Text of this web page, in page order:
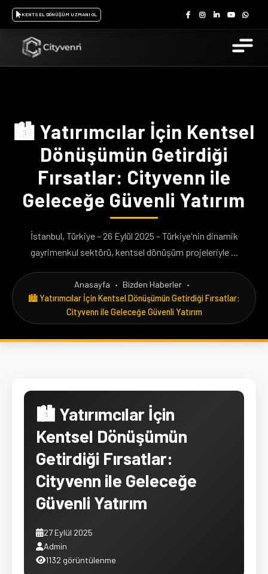
KENTSEL DÖNÜŞÜM UZMANI OL
🏙️ Yatırımcılar İçin Kentsel
Dönüşümün Getirdiği
Fırsatlar: Cityvenn ile
Geleceğe Güvenli Yatırım
İstanbul, Türkiye – 26 Eylül 2025 – Türkiye'nin dinamik
gayrimenkul sektörü, kentsel dönüşüm projeleriyle ...
Anasayfa • Bizden Haberler •
🏙️ Yatırımcılar İçin Kentsel Dönüşümün Getirdiği Fırsatlar:
Cityvenn ile Geleceğe Güvenli Yatırım
🏙️ Yatırımcılar İçin
Kentsel Dönüşümün
Getirdiği Fırsatlar:
Cityvenn ile Geleceğe
Güvenli Yatırım
27 Eylül 2025
Admin
1132 görüntülenme